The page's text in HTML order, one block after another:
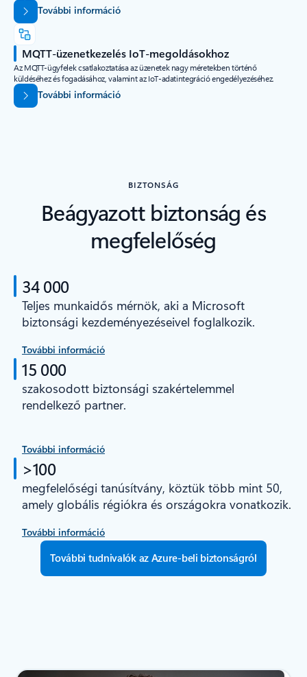
További információ
MQTT-üzenetkezelés IoT-megoldásokhoz
Az MQTT-ügyfelek csatlakoztatása az üzenetek nagy méretekben történő
küldéséhez és fogadásához, valamint az IoT-adatintegráció engedélyezéséhez.
További információ
BIZTONSÁG
Beágyazott biztonság és
megfelelőség
34 000
Teljes munkaidős mérnök, aki a Microsoft
biztonsági kezdeményezéseivel foglalkozik.
További információ
15 000
szakosodott biztonsági szakértelemmel
rendelkező partner.
További információ
>100
megfelelőségi tanúsítvány, köztük több mint 50,
amely globális régiókra és országokra vonatkozik.
További információ
További tudnivalók az Azure-beli biztonságról